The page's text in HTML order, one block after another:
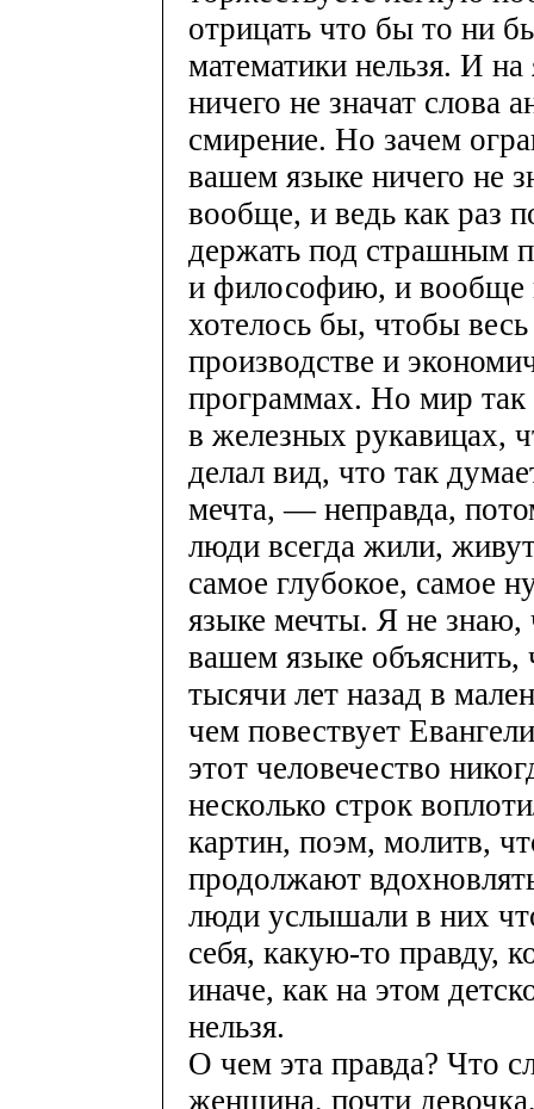
отрицать что бы то ни
математики нельзя. И
ничего не значат слова
смирение. Но зачем
вашем языке ничего не
вообще, и ведь как раз
держать под страшным
и философию, и вообще
хотелось бы, чтобы
производстве и
программах. Но мир так
в железных рукавицах,
делал вид, что так
мечта, — неправда,
люди всегда жили,
самое глубокое, самое
языке мечты. Я не знаю,
вашем языке
тысячи лет назад в
чем повествует
этот человечество
несколько строк
картин, поэм, молитв,
продолжают
люди услышали в них
себя, какую-то правду,
иначе, как на этом
нельзя.
О чем эта правда? Что
женщина, почти